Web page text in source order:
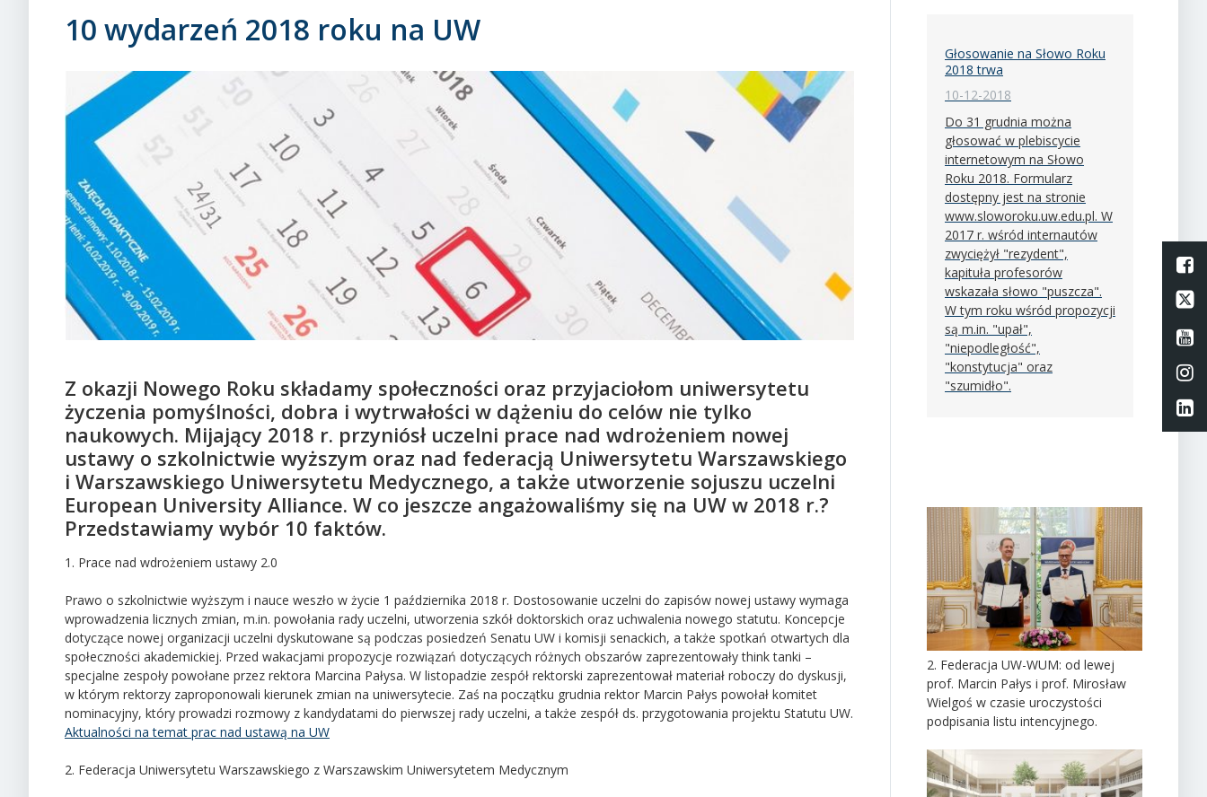
10 wydarzeń 2018 roku na UW
Z okazji Nowego Roku składamy społeczności oraz przyjaciołom uniwersytetu
życzenia pomyślności, dobra i wytrwałości w dążeniu do celów nie tylko
naukowych. Mijający 2018 r. przyniósł uczelni prace nad wdrożeniem nowej
ustawy o szkolnictwie wyższym oraz nad federacją Uniwersytetu Warszawskiego
i Warszawskiego Uniwersytetu Medycznego, a także utworzenie sojuszu uczelni
European University Alliance. W co jeszcze angażowaliśmy się na UW w 2018 r.?
Przedstawiamy wybór 10 faktów.
1. Prace nad wdrożeniem ustawy 2.0
Prawo o szkolnictwie wyższym i nauce weszło w życie 1 października 2018 r. Dostosowanie uczelni do zapisów nowej ustawy wymaga
wprowadzenia licznych zmian, m.in. powołania rady uczelni, utworzenia szkół doktorskich oraz uchwalenia nowego statutu. Koncepcje
dotyczące nowej organizacji uczelni dyskutowane są podczas posiedzeń Senatu UW i komisji senackich, a także spotkań otwartych dla
społeczności akademickiej. Przed wakacjami propozycje rozwiązań dotyczących różnych obszarów zaprezentowały think tanki –
specjalne zespoły powołane przez rektora Marcina Pałysa. W listopadzie zespół rektorski zaprezentował materiał roboczy do dyskusji,
w którym rektorzy zaproponowali kierunek zmian na uniwersytecie. Zaś na początku grudnia rektor Marcin Pałys powołał komitet
nominacyjny, który prowadzi rozmowy z kandydatami do pierwszej rady uczelni, a także zespół ds. przygotowania projektu Statutu UW.
Aktualności na temat prac nad ustawą na UW
2. Federacja Uniwersytetu Warszawskiego z Warszawskim Uniwersytetem Medycznym
Głosowanie na Słowo Roku
2018 trwa
10-12-2018
Do 31 grudnia można
głosować w plebiscycie
internetowym na Słowo
Roku 2018. Formularz
dostępny jest na stronie
www.sloworoku.uw.edu.pl. W
2017 r. wśród internautów
zwyciężył "rezydent",
kapituła profesorów
wskazała słowo "puszcza".
W tym roku wśród propozycji
są m.in. "upał",
"niepodległość",
"konstytucja" oraz
"szumidło".
2. Federacja UW-WUM: od lewej
prof. Marcin Pałys i prof. Mirosław
Wielgoś w czasie uroczystości
podpisania listu intencyjnego.